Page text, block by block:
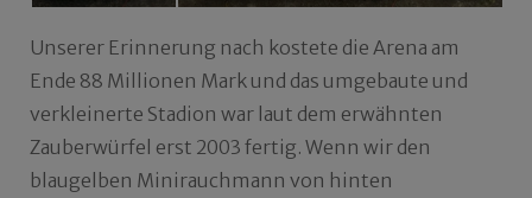
Unserer Erinnerung nach kostete die Arena am
Ende 88 Millionen Mark und das umgebaute und
verkleinerte Stadion war laut dem erwähnten
Zauberwürfel erst 2003 fertig. Wenn wir den
blaugelben Minirauchmann von hinten